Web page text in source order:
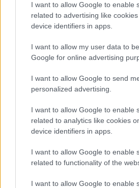
I want to allow Google to enable
related to advertising like
device identifiers in apps.
I want to allow my user data to
Google for online advertising
I want to allow Google to send
personalized advertising.
I want to allow Google to enable
related to analytics like cookies
device identifiers in apps.
I want to allow Google to enable
related to functionality of the
I want to allow Google to enable
Meteo Olbia 6 agosto,
Incidente Olbia,
persone: due bimbi tra i
Red Valley Festival,
alle 5